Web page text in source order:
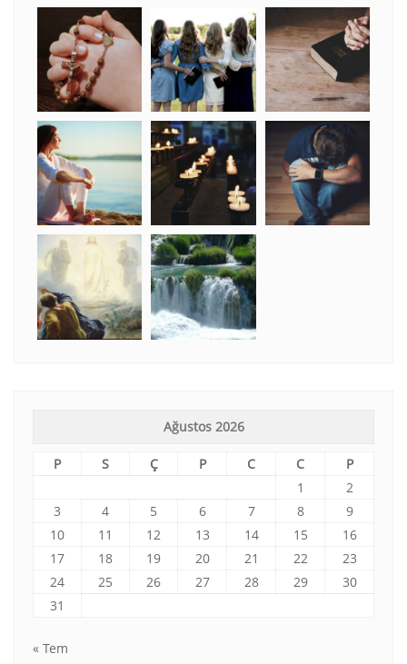
Ağustos 2026
P S Ç P C C
P
1
2
3
4 5 6 7 8
9
10
11 12 13 14 15
16
17
18 19 20 21 22
23
24
25 26 27 28 29
30
31
« Tem